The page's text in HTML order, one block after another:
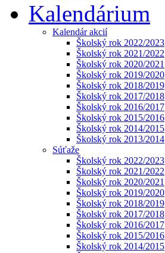
Kalendárium
Kalendár akcií
Školský rok 2022/2023
Školský rok 2021/2022
Školský rok 2020/2021
Školský rok 2019/2020
Školský rok 2018/2019
Školský rok 2017/2018
Školský rok 2016/2017
Školský rok 2015/2016
Školský rok 2014/2015
Školský rok 2013/2014
Súťaže
Školský rok 2022/2023
Školský rok 2021/2022
Školský rok 2020/2021
Školský rok 2019/2020
Školský rok 2018/2019
Školský rok 2017/2018
Školský rok 2016/2017
Školský rok 2015/2016
Školský rok 2014/2015